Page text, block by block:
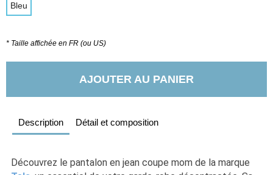
Bleu
* Taille affichée en FR (ou US)
AJOUTER AU PANIER
Description Détail et composition